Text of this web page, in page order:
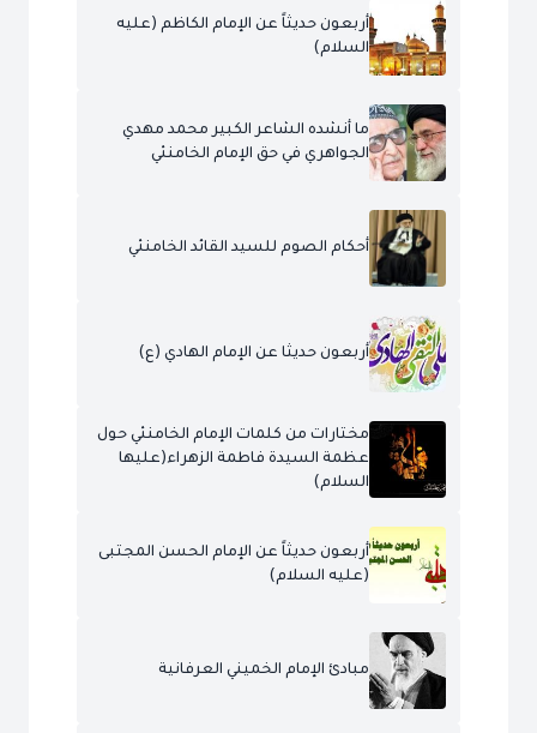
أربعون حديثاً عن الإمام الكاظم (عليه
السلام)
ما أنشده الشاعر الكبير محمد مهدي
الجواهري في حق الإمام الخامنئي
أحكام الصوم للسيد القائد الخامنئي
أربعون حديثا عن الإمام الهادي (ع)
مختارات من كلمات الإمام الخامنئي حول
عظمة السيدة فاطمة الزهراء(عليها
السلام)
أربعون حديثاً عن الإمام الحسن المجتبى
(عليه السلام)
مبادئ الإمام الخميني العرفانية